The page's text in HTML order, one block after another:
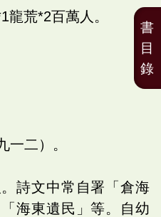
荒*2百萬人。
一二）。
詩文中常自署「倉海
海東遺民」等。自幼
書
目
錄